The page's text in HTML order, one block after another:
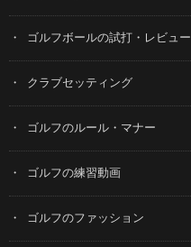
ゴルフボールの試打・レビュー
クラブセッティング
ゴルフのルール・マナー
ゴルフの練習動画
ゴルフのファッション